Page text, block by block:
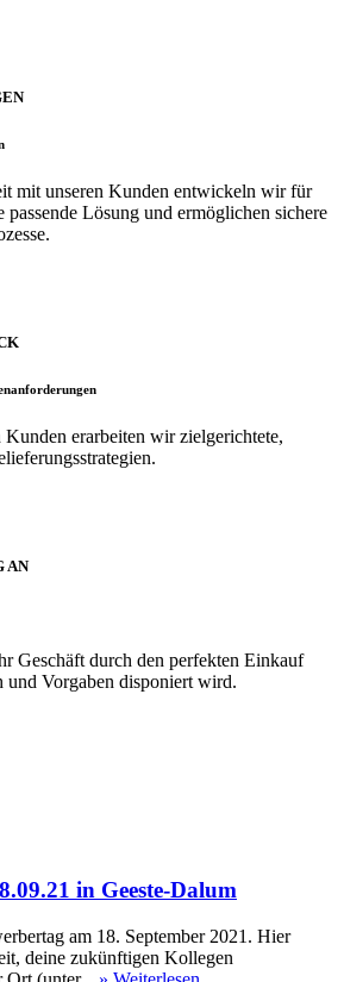
mit unseren Kunden entwickeln wir für
passende Lösung und ermöglichen sichere
Kunden erarbeiten wir zielgerichtete,
AN
Geschäft durch den perfekten Einkauf
und Vorgaben disponiert wird.
in Geeste-Dalum
am 18. September 2021. Hier
deine zukünftigen Kollegen